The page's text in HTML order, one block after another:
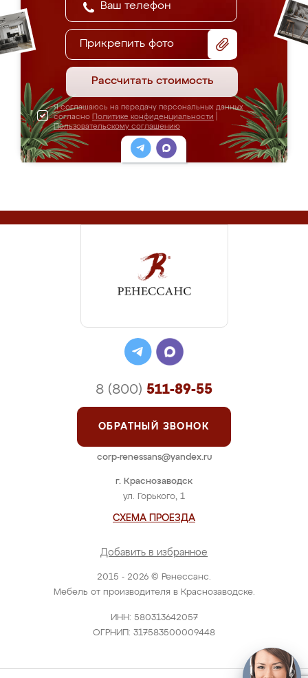
Прикрепить фото
Рассчитать стоимость
Я соглашаюсь на передачу персональных данных
согласно Политике конфиденциальности
Пользовательскому соглашению
2015 - 2026 © Ренессанс.
Мебель от производителя в Краснозаводске.
ИНН: 580313642057
ОГРНИП: 317583500009448
г. Краснозаводск
ул. Горького, 1
СХЕМА ПРОЕЗДА
Добавить в избранное
8 (800) 511-89-55
ОБРАТНЫЙ ЗВОНОК
corp-renessans@yandex.ru